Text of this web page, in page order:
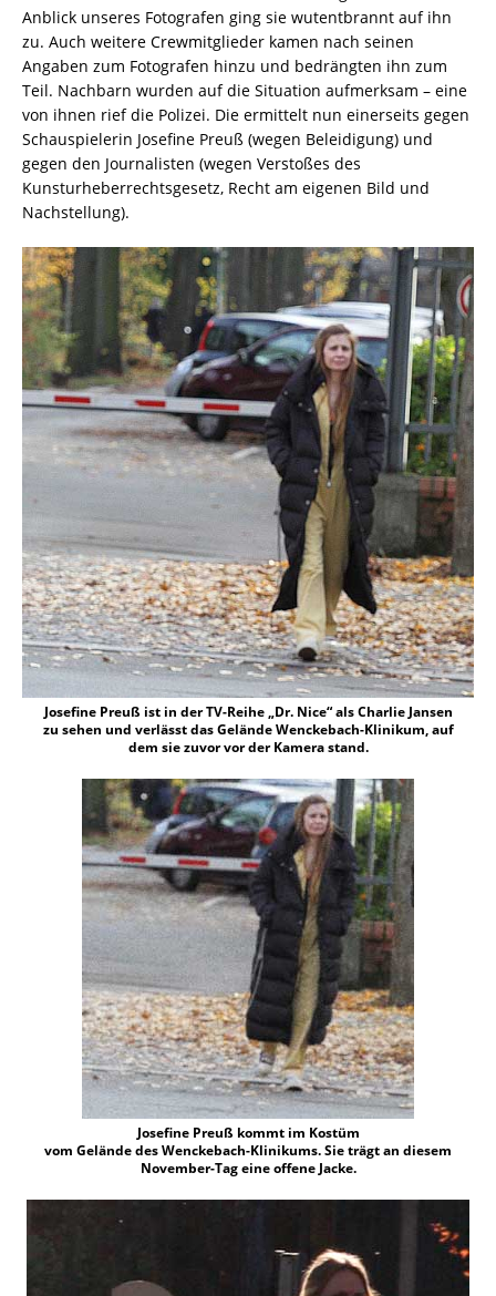
Anblick unseres Fotografen ging sie wutentbrannt auf ihn
zu. Auch weitere Crewmitglieder kamen nach seinen
Angaben zum Fotografen hinzu und bedrängten ihn zum
Teil. Nachbarn wurden auf die Situation aufmerksam – eine
von ihnen rief die Polizei. Die ermittelt nun einerseits gegen
Schauspielerin Josefine Preuß (wegen Beleidigung) und
gegen den Journalisten (wegen Verstoßes des
Kunsturheberrechtsgesetz, Recht am eigenen Bild und
Nachstellung).
Josefine Preuß ist in der TV-Reihe „Dr. Nice“ als Charlie Jansen
zu sehen und verlässt das Gelände Wenckebach-Klinikum, auf
dem sie zuvor vor der Kamera stand.
Josefine Preuß kommt im Kostüm
vom Gelände des Wenckebach-Klinikums. Sie trägt an diesem
November-Tag eine offene Jacke.